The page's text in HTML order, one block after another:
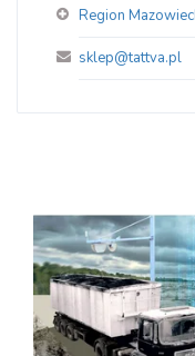
Region
sklep@tattva.pl